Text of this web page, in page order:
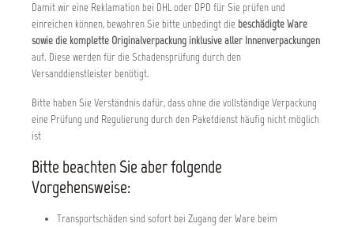
Damit wir eine Reklamation bei DHL oder DPD für Sie prüfen und
einreichen können, bewahren Sie bitte unbedingt die beschädigte Ware
sowie die komplette Originalverpackung inklusive aller Innenverpackungen
auf. Diese werden für die Schadensprüfung durch den
Versanddienstleister benötigt.
Bitte haben Sie Verständnis dafür, dass ohne die vollständige Verpackung
eine Prüfung und Regulierung durch den Paketdienst häufig nicht möglich
ist
Bitte beachten Sie aber folgende
Vorgehensweise:
Transportschäden sind sofort bei Zugang der Ware beim